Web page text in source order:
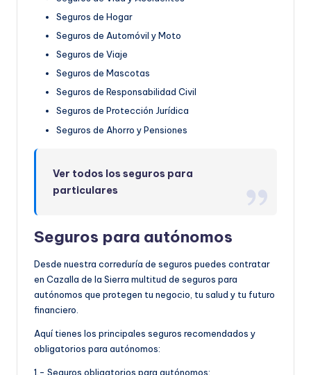
Seguros de Hogar
Seguros de Automóvil y Moto
Seguros de Viaje
Seguros de Mascotas
Seguros de Responsabilidad Civil
Seguros de Protección Jurídica
Seguros de Ahorro y Pensiones
Ver todos los seguros para
particulares
Seguros para autónomos
Desde nuestra correduría de seguros puedes contratar
en Cazalla de la Sierra multitud de seguros para
autónomos que protegen tu negocio, tu salud y tu futuro
financiero.
Aquí tienes los principales seguros recomendados y
obligatorios para autónomos:
1.- Seguros obligatorios para autónomos: